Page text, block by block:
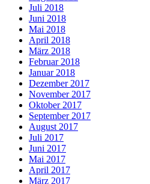
Juli 2018
Juni 2018
Mai 2018
April 2018
März 2018
Februar 2018
Januar 2018
Dezember 2017
November 2017
Oktober 2017
September 2017
August 2017
Juli 2017
Juni 2017
Mai 2017
April 2017
März 2017